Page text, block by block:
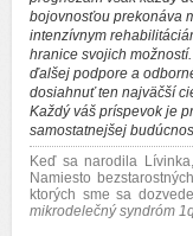
bojovnosťou prekonáva
intenzívnym
hranice svojich
ďalšej podpore a
dosiahnuť ten najväčší
Každý váš príspevok je
samostatnejšej
Keď sa narodila
Namiesto
ktorých sme sa
mikrodelečný syndróm